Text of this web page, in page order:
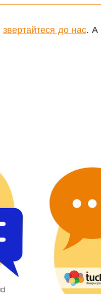
звертайтеся до нас. А